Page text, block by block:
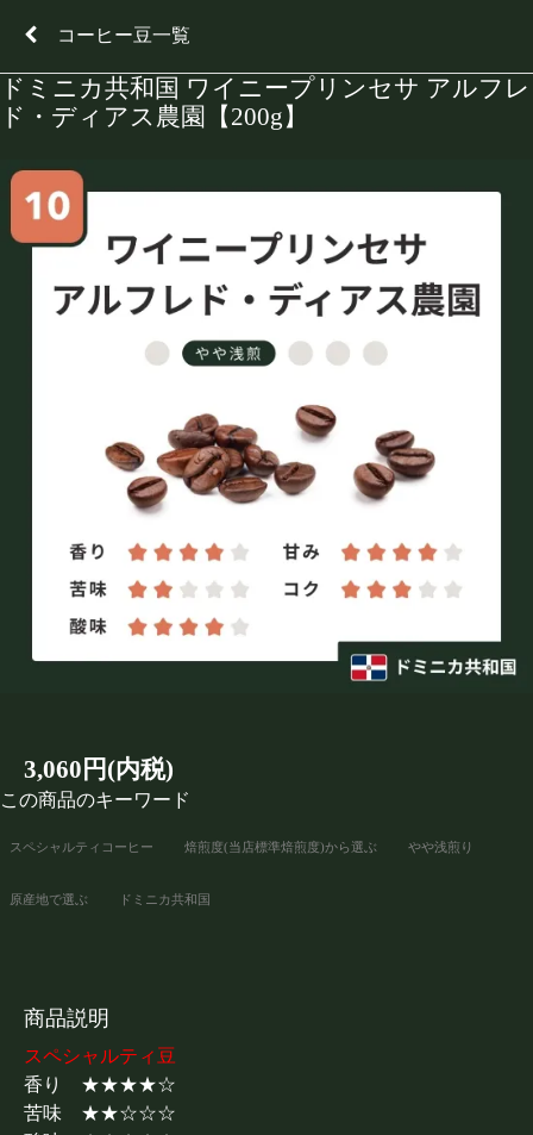
コーヒー豆一覧
ドミニカ共和国 ワイニープリンセサ アルフレ
ド・ディアス農園【200g】
3,060円(内税)
この商品のキーワード
スペシャルティコーヒー 焙煎度(当店標準焙煎度)から選ぶ やや浅煎り
原産地で選ぶ ドミニカ共和国
商品説明
スペシャルティ豆
香り ★★★★☆
苦味 ★★☆☆☆